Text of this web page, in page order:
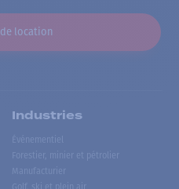
location
Industries
Événementiel
Forestier, minier et pétrolier
Manufacturier
Golf, ski et plein air